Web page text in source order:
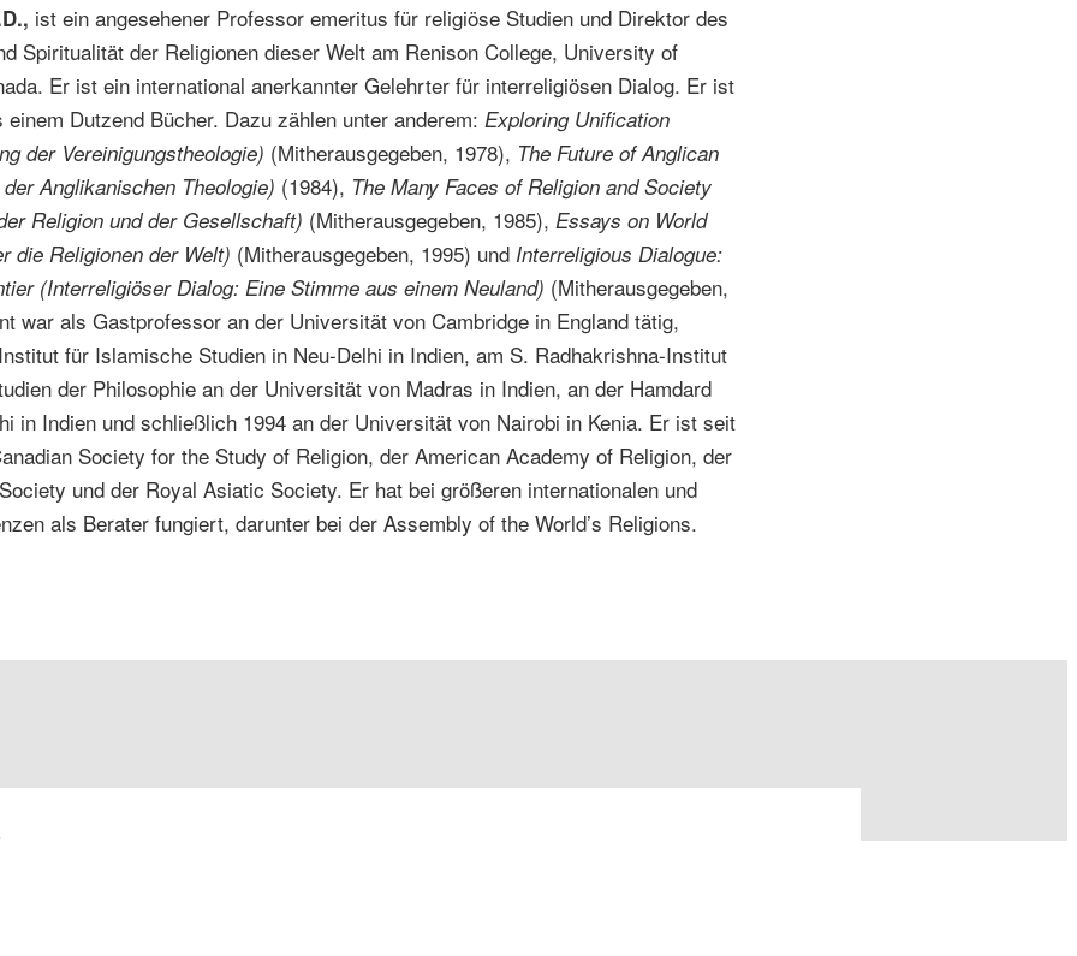
ist ein angesehener Professor emeritus für religiöse Studien und Direktor des
Spiritualität der Religionen dieser Welt am Renison College, University of
Er ist ein international anerkannter Gelehrter für interreligiösen Dialog. Er ist
Dutzend Bücher. Dazu zählen unter anderem: Exploring Unification
der Vereinigungstheologie) (Mitherausgegeben, 1978), The Future of Anglican
Anglikanischen Theologie) (1984), The Many Faces of Religion and Society
Religion und der Gesellschaft) (Mitherausgegeben, 1985), Essays on World
die Religionen der Welt) (Mitherausgegeben, 1995) und Interreligious Dialogue:
(Interreligiöser Dialog: Eine Stimme aus einem Neuland) (Mitherausgegeben,
war als Gastprofessor an der Universität von Cambridge in England tätig,
für Islamische Studien in Neu-Delhi in Indien, am S. Radhakrishna-Institut
der Philosophie an der Universität von Madras in Indien, an der Hamdard
in Indien und schließlich 1994 an der Universität von Nairobi in Kenia. Er ist seit
Society for the Study of Religion, der American Academy of Religion, der
und der Royal Asiatic Society. Er hat bei größeren internationalen und
als Berater fungiert, darunter bei der Assembly of the World’s Religions.